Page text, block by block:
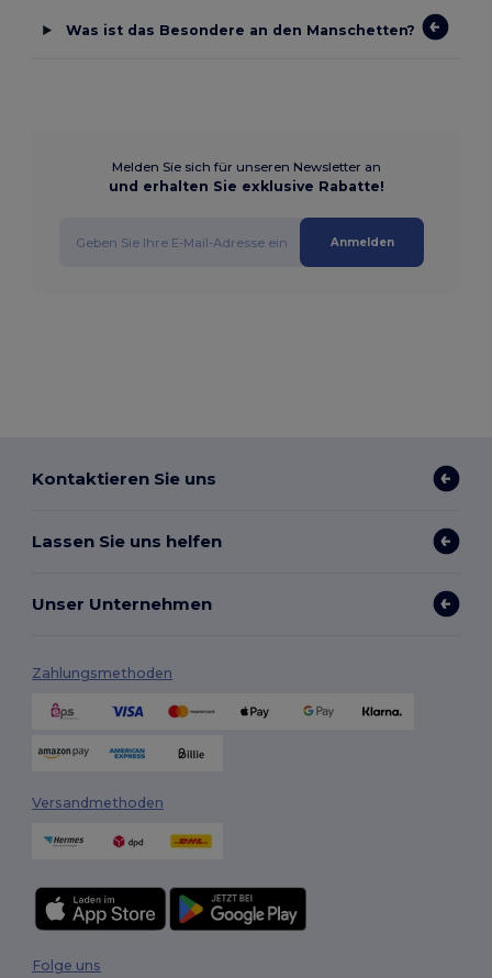
Was ist das Besondere an den Manschetten?
Melden Sie sich für unseren Newsletter an
und erhalten Sie exklusive Rabatte!
Anmelden
Kontaktieren Sie uns
Lassen Sie uns helfen
Unser Unternehmen
Zahlungsmethoden
Versandmethoden
Folge uns